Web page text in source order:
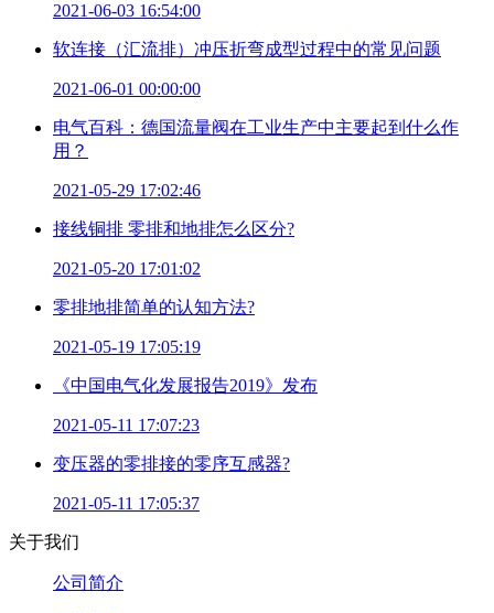
2021-06-03 16:54:00
软连接（汇流排）冲压折弯成型过程中的常见问题
2021-06-01 00:00:00
电气百科：德国流量阀在工业生产中主要起到什么作
用？
2021-05-29 17:02:46
接线铜排 零排和地排怎么区分?
2021-05-20 17:01:02
零排地排简单的认知方法?
2021-05-19 17:05:19
《中国电气化发展报告2019》发布
2021-05-11 17:07:23
变压器的零排接的零序互感器?
2021-05-11 17:05:37
关于我们
公司简介